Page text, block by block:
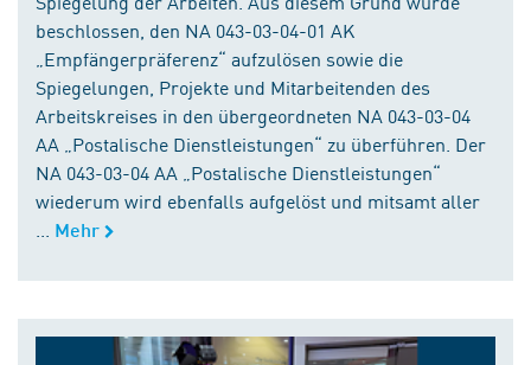
beschlossen, den NA 043-03-04-01 AK
„Empfängerpräferenz“ aufzulösen sowie die
Spiegelungen, Projekte und Mitarbeitenden des
Arbeitskreises in den übergeordneten NA 043-03-04
AA „Postalische Dienstleistungen“ zu überführen. Der
NA 043-03-04 AA „Postalische Dienstleistungen“
wiederum wird ebenfalls aufgelöst und mitsamt aller
Mehr